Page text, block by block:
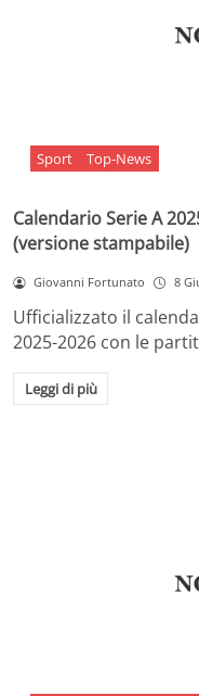
Sport Top-News
Calendario Serie A
(versione stampabile)
Giovanni Fortunato 8
Ufficializzato il
2025-2026 con le
Leggi di più